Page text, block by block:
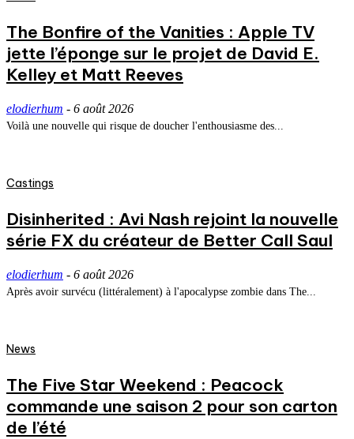
The Bonfire of the Vanities : Apple TV
jette l’éponge sur le projet de David E.
Kelley et Matt Reeves
elodierhum - 6 août 2026
Voilà une nouvelle qui risque de doucher l'enthousiasme des...
Castings
Disinherited : Avi Nash rejoint la nouvelle
série FX du créateur de Better Call Saul
elodierhum - 6 août 2026
Après avoir survécu (littéralement) à l'apocalypse zombie dans The...
News
The Five Star Weekend : Peacock
commande une saison 2 pour son carton
de l’été